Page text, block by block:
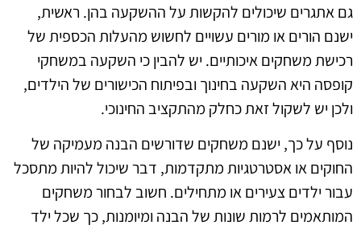
גם אתגרים שיכולים להקשות על ההשקעה בהן. ראשית,
ישנם הורים או מורים עשויים לחשוש מהעלות הכספית של
רכישת משחקים איכותיים. יש להבין כי השקעה במשחקי
קופסה היא השקעה בחינוך ובפיתוח הכישורים של הילדים,
ולכן יש לשקול זאת כחלק מהתקציב החינוכי.
נוסף על כך, ישנם משחקים שדורשים הבנה מעמיקה של
החוקים או אסטרטגיות מתקדמות, דבר שיכול להיות מתסכל
עבור ילדים צעירים או מתחילים. חשוב לבחור משחקים
המותאמים לרמות שונות של הבנה ומיומנות, כך שכל ילד